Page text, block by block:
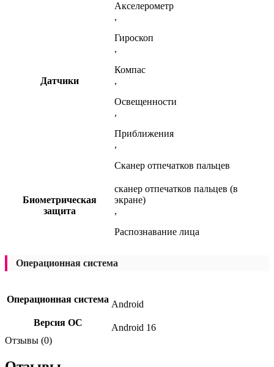
Датчики
Акселерометр
,
Гироскоп
,
Компас
,
Освещенности
,
Приближения
,
Сканер отпечатков пальцев
Биометрическая
защита
сканер отпечатков пальцев (в
экране)
,
Распознавание лица
Операционная система
Операционная система Android
Версия ОС
Android 16
Отзывы (0)